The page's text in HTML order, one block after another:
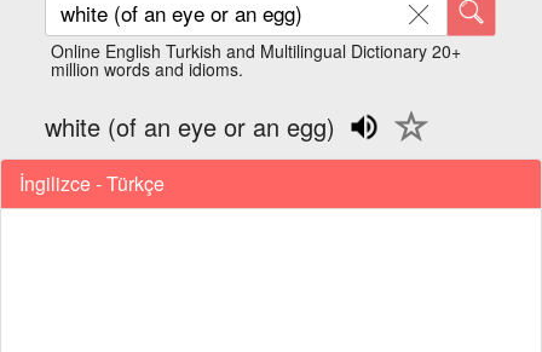
Online English Turkish and Multilingual Dictionary 20+
million words and idioms.
white (of an eye or an egg)
İngilizce - Türkçe